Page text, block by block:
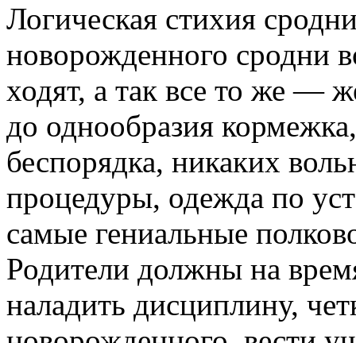
Логическая стихия
новорожденного сродни
ходят, а так все то же —
до однообразия
беспорядка, никаких
процедуры, одежда по
самые гениальные
Родители должны на
наладить дисциплину,